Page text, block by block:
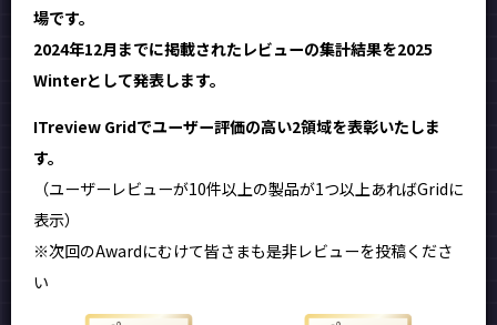
場です。
2024年12月までに掲載されたレビューの集計結果を2025
Winterとして発表します。
ITreview Gridでユーザー評価の高い2領域を表彰いたしま
す。
（ユーザーレビューが10件以上の製品が1つ以上あればGridに
表示）
※次回のAwardにむけて皆さまも是非レビューを投稿くださ
い